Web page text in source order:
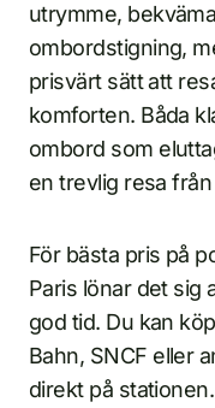
utrymme,
ombordstigning,
prisvärt sätt att
komforten. Båda
ombord som
en trevlig resa från
För bästa pris på
Paris lönar det sig
god tid. Du kan
Bahn, SNCF eller
direkt på